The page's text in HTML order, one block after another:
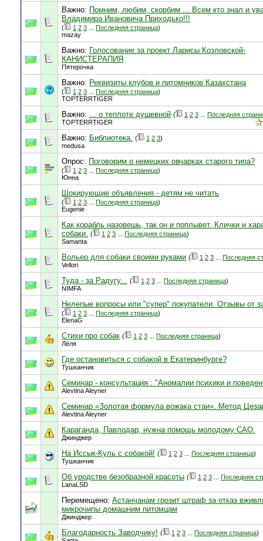
Важно: Помним, любим, скорбим ... Всем кто знал и
Владимира Ивановича Приходько!!!
( 1 2 3 Последняя страница)
mazay
Важно: Голосование за проект Ларисы Козловской-
КАНИСТЕРАПИЯ
Пятерочка
Важно: Реквизиты клубов и питомников Казахстана
( 1 2 3 Последняя страница)
TOPTERRTIGER
Важно: ... о теплоте душевной ( 1 2 3
Последняя
TOPTERRTIGER
Важно: Библиотека. ( 1 2 3)
medusa
Опрос: Поговорим о немецких овчарках старого типа?
( 1 2 3 Последняя страница)
Юнна
Шокирующие объявления - детям не читать
( 1 2 3 Последняя страница)
Eugenie
Как корабль назовешь, так он и поплывет. Клички и
собаки. ( 1 2 3 Последняя страница)
Samanta
Вольер для собаки своими руками ( 1 2 3
Последняя
Vellori
Туда - за Радугу... ( 1 2 3 Последняя страница)
NIMFA
Нелепые вопросы или "супер" покупатели. Отзывы от
( 1 2 3 Последняя страница)
ElenaG
Стихи про собак ( 1 2 3 Последняя страница)
Лёля
Где остановиться с собакой в Екатеринбурге?
Тушканчик
Семинар - консультация : "Аномалии психики и
Alevtina Aleyner
Семинар «Золотая формула вожака стаи». Метод
Alevtina Aleyner
Караганда, Павлодар, нужна помощь молодому САО.
Джинджер
На Иссык-Куль с собакой! ( 1 2 3 Последняя страница)
Тушканчик
Об уродстве безобразной красоты ( 1 2 3
Последняя
LanaLSD
Перемещено: Астанчанам грозит штраф за отказ
микрочипы домашним питомцам
Джинджер
Благодарность Заводчику! ( 1 2 3 Последняя страница)